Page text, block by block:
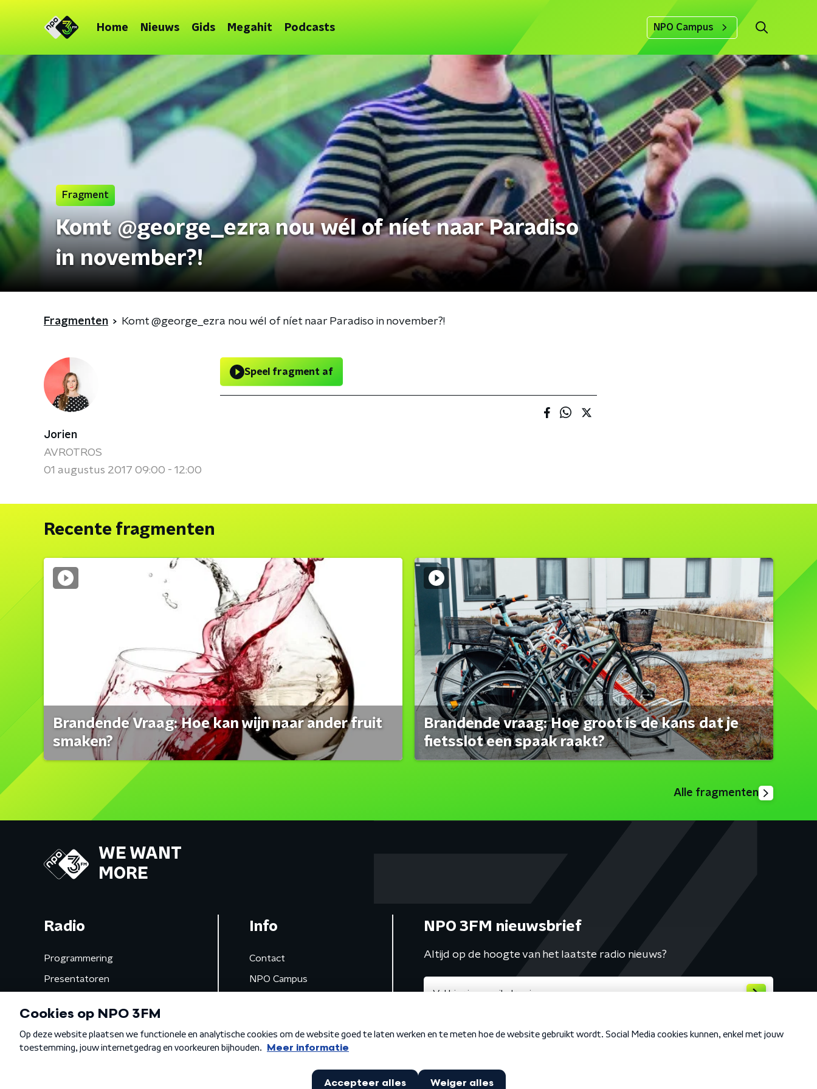
Home Nieuws Gids Megahit Podcasts NPO Campus
Fragment
Komt @george_ezra nou wél of níet naar Paradiso
in november?!
Fragmenten Komt @george_ezra nou wél of níet naar Paradiso in november?!
Jorien
AVROTROS
01 augustus 2017 09:00 - 12:00
Speel fragment af
Recente fragmenten
Brandende Vraag: Hoe kan wijn naar ander fruit
smaken?
Brandende vraag: Hoe groot is de kans dat je
fietsslot een spaak raakt?
Alle fragmenten
WE WANT
MORE
Radio
Programmering
Presentatoren
Gemist
Info
Contact
NPO Campus
NPO 3FM nieuwsbrief
Altijd op de hoogte van het laatste radio nieuws?
Algemene voorwaarden Privacybeleid